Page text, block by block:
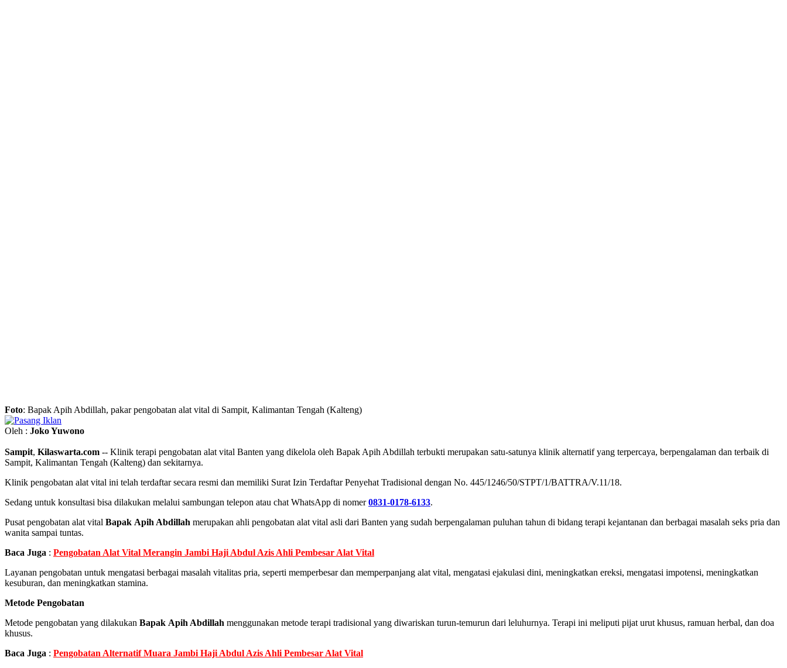
Foto: Bapak Apih Abdillah, pakar pengobatan alat vital di Sampit, Kalimantan Tengah (Kalteng)
Oleh : Joko Yuwono
Sampit, Kilaswarta.com -- Klinik terapi pengobatan alat vital Banten yang dikelola oleh Bapak Apih Abdillah terbukti merupakan satu-satunya klinik alternatif yang terpercaya, berpengalaman dan terbaik di
Sampit, Kalimantan Tengah (Kalteng) dan sekitarnya.
Klinik pengobatan alat vital ini telah terdaftar secara resmi dan memiliki Surat Izin Terdaftar Penyehat Tradisional dengan No. 445/1246/50/STPT/1/BATTRA/V.11/18.
Sedang untuk konsultasi bisa dilakukan melalui sambungan telepon atau chat WhatsApp di nomer0831-0178-6133.
Pusat pengobatan alat vital Bapak Apih Abdillah merupakan ahli pengobatan alat vital asli dari Banten yang sudah berpengalaman puluhan tahun di bidang terapi kejantanan dan berbagai masalah seks pria dan
wanita sampai tuntas.
Baca Juga : Pengobatan Alat Vital Merangin Jambi Haji Abdul Azis Ahli Pembesar Alat Vital
Layanan pengobatan untuk mengatasi berbagai masalah vitalitas pria, seperti memperbesar dan memperpanjang alat vital, mengatasi ejakulasi dini, meningkatkan ereksi, mengatasi impotensi, meningkatkan
kesuburan, dan meningkatkan stamina.
Metode Pengobatan
Metode pengobatan yang dilakukan Bapak Apih Abdillah menggunakan metode terapi tradisional yang diwariskan turun-temurun dari leluhurnya. Terapi ini meliputi pijat urut khusus, ramuan herbal, dan doa
khusus.
Baca Juga : Pengobatan Alternatif Muara Jambi Haji Abdul Azis Ahli Pembesar Alat Vital